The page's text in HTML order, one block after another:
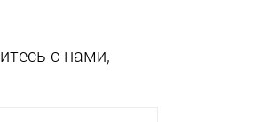
с нами,